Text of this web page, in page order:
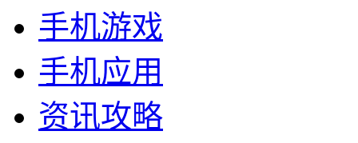
手机游戏
手机应用
资讯攻略